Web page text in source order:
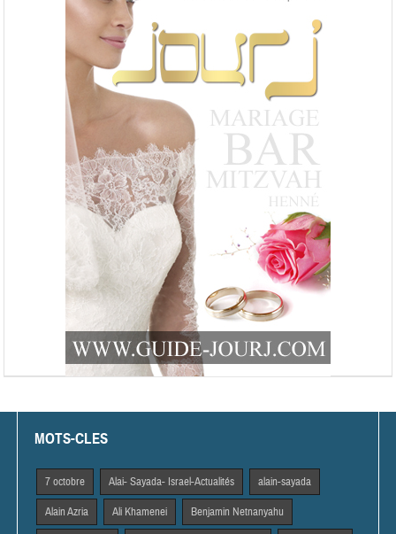
MOTS-CLES
7 octobre Alai- Sayada- Israel-Actualités alain-sayada
Alain Azria Ali Khamenei Benjamin Netnanyahu